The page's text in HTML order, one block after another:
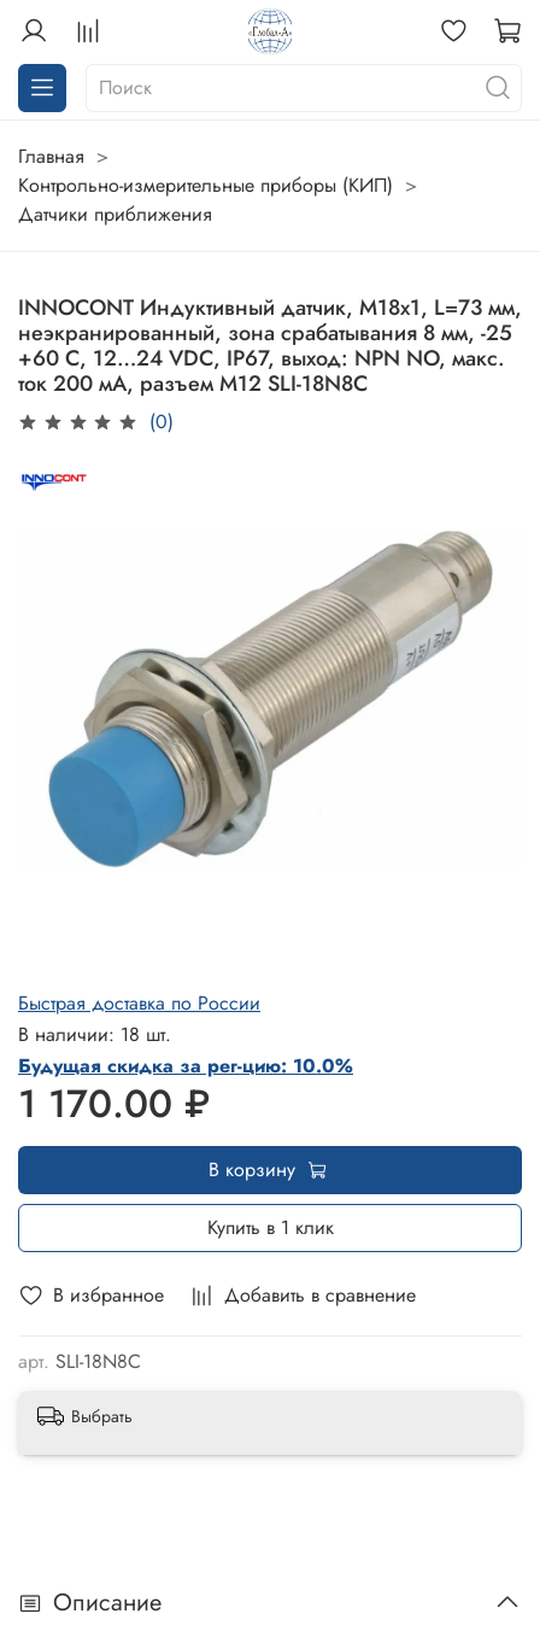
Главная
Контрольно-измерительные приборы (КИП)
Датчики приближения
INNOCONT Индуктивный датчик, M18x1, L=73 мм,
неэкранированный, зона срабатывания 8 мм, -25
+60 С, 12…24 VDC, IP67, выход: NPN NO, макс.
ток 200 мА, разъем M12 SLI-18N8C
(0)
В избранное Добавить в сравнение
арт. SLI-18N8C
Быстрая доставка по России
В наличии: 18 шт.
Будущая скидка за рег-цию: 10.0%
1 170.00 ₽
В корзину
Купить в 1 клик
Выбрать
Описание